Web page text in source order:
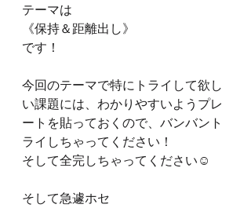
テーマは
《保持＆距離出し》
です！
今回のテーマで特にトライして欲し
い課題には、わかりやすいようプレ
ートを貼っておくので、バンバント
ライしちゃってください！
そして全完しちゃってください☺
そして急遽ホセ